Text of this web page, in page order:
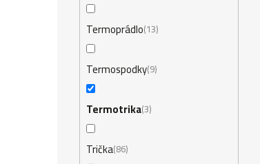
Termoprádlo 13
Termospodky 9
Termotrika3
Trička 86